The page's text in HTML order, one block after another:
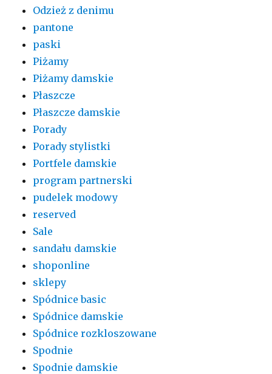
Odzież z denimu
pantone
paski
Piżamy
Piżamy damskie
Płaszcze
Płaszcze damskie
Porady
Porady stylistki
Portfele damskie
program partnerski
pudelek modowy
reserved
Sale
sandału damskie
shoponline
sklepy
Spódnice basic
Spódnice damskie
Spódnice rozkloszowane
Spodnie
Spodnie damskie